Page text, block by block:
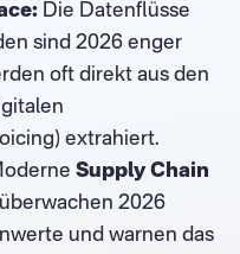
Die Datenflüsse
sind 2026 enger
oft direkt aus den
extrahiert.
Supply Chain
2026
und warnen das